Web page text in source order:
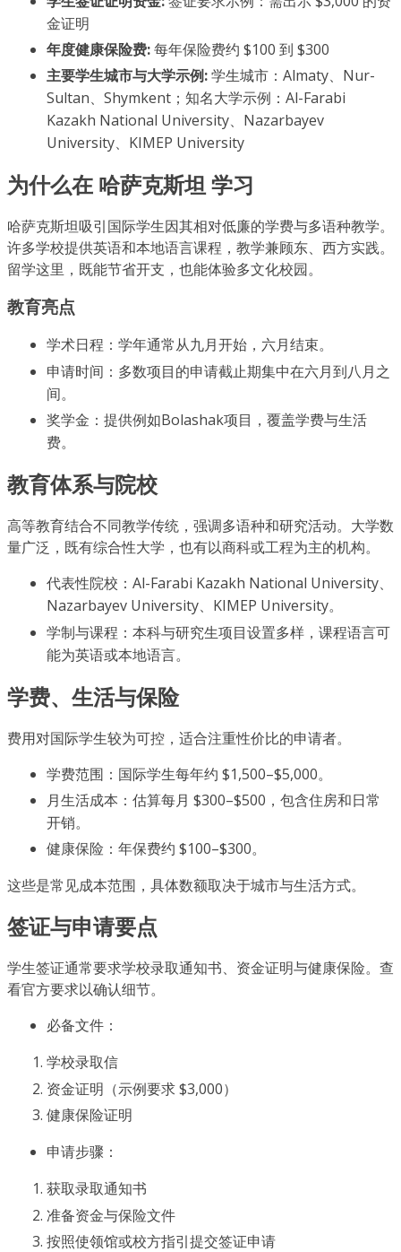
金证明
年度健康保险费:每年保险费约 $100 到 $300
主要学生城市与大学示例:学生城市：Almaty、Nur-
Sultan、Shymkent；知名大学示例：Al-Farabi
Kazakh National University、Nazarbayev
University、KIMEP University
为什么在 哈萨克斯坦 学习
哈萨克斯坦吸引国际学生因其相对低廉的学费与多语种教学。
许多学校提供英语和本地语言课程，教学兼顾东、西方实践。
留学这里，既能节省开支，也能体验多文化校园。
教育亮点
学术日程：学年通常从九月开始，六月结束。
申请时间：多数项目的申请截止期集中在六月到八月之
间。
奖学金：提供例如Bolashak项目，覆盖学费与生活
费。
教育体系与院校
高等教育结合不同教学传统，强调多语种和研究活动。大学数
量广泛，既有综合性大学，也有以商科或工程为主的机构。
代表性院校：Al-Farabi Kazakh National University、
Nazarbayev University、KIMEP University。
学制与课程：本科与研究生项目设置多样，课程语言可
能为英语或本地语言。
学费、生活与保险
费用对国际学生较为可控，适合注重性价比的申请者。
学费范围：国际学生每年约 $1,500–$5,000。
月生活成本：估算每月 $300–$500，包含住房和日常
开销。
健康保险：年保费约 $100–$300。
这些是常见成本范围，具体数额取决于城市与生活方式。
签证与申请要点
学生签证通常要求学校录取通知书、资金证明与健康保险。查
看官方要求以确认细节。
必备文件：
学校录取信
资金证明（示例要求 $3,000）
健康保险证明
申请步骤：
获取录取通知书
准备资金与保险文件
按照使领馆或校方指引提交签证申请